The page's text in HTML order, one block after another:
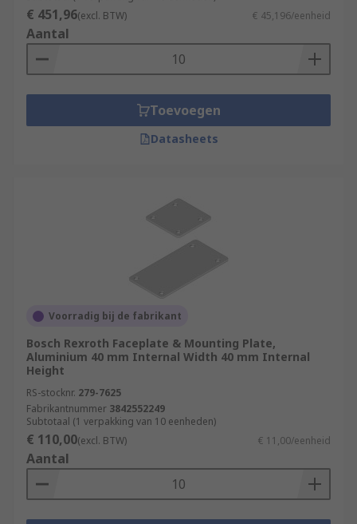
€ 451,96(excl. BTW) € 45,196/eenheid
Aantal
Toevoegen
Datasheets
Voorradig bij de fabrikant
Bosch Rexroth Faceplate & Mounting Plate,
Aluminium 40 mm Internal Width 40 mm Internal
Height
RS-stocknr. 279-7625
Fabrikantnummer 3842552249
Subtotaal (1 verpakking van 10 eenheden)
€ 110,00(excl. BTW) € 11,00/eenheid
Aantal